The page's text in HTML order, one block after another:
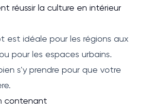
réussir la culture en intérieur
est idéale pour les régions aux
pour les espaces urbains.
s'y prendre pour que votre
contenant